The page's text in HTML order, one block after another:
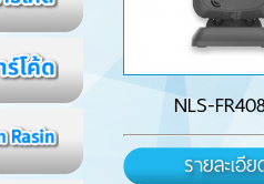
NLS-
รายละเอี